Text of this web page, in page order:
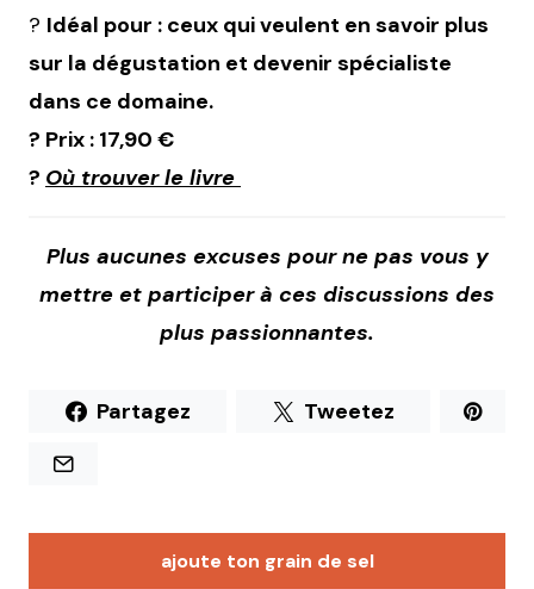
? Idéal pour : ceux qui veulent en savoir plus
sur la dégustation et devenir spécialiste
dans ce domaine.
? Prix : 17,90 €
? Où trouver le livre
Plus aucunes excuses pour ne pas vous y
mettre et participer à ces discussions des
plus passionnantes.
Partagez Tweetez
ajoute ton grain de sel